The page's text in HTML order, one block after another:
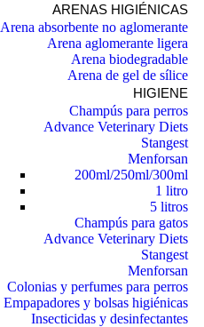
ARENAS HIGIÉNICAS
Arena absorbente no aglomerante
Arena aglomerante ligera
Arena biodegradable
Arena de gel de sílice
HIGIENE
Champús para perros
Advance Veterinary Diets
Stangest
Menforsan
200ml/250ml/300ml
1 litro
5 litros
Champús para gatos
Advance Veterinary Diets
Stangest
Menforsan
Colonias y perfumes para perros
Empapadores y bolsas higiénicas
Insecticidas y desinfectantes